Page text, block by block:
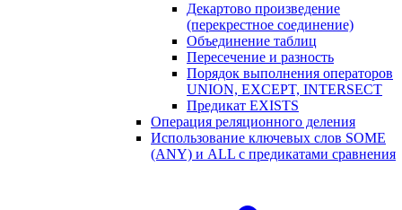
Декартово произведение
(перекрестное соединение)
Объединение таблиц
Пересечение и разность
Порядок выполнения операторов
UNION, EXCEPT, INTERSECT
Предикат EXISTS
Операция реляционного деления
Использование ключевых слов SOME
(ANY) и ALL с предикатами сравнения